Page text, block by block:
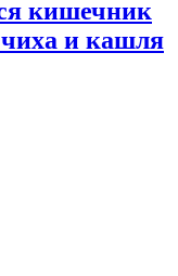
кишечник
и кашля